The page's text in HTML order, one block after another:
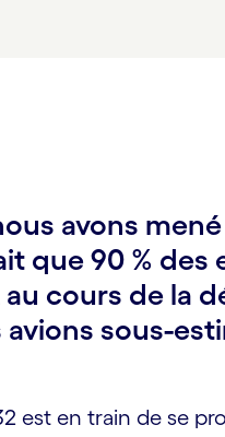
avons
que 90 % des
cours de la
avions sous-
est en train de se